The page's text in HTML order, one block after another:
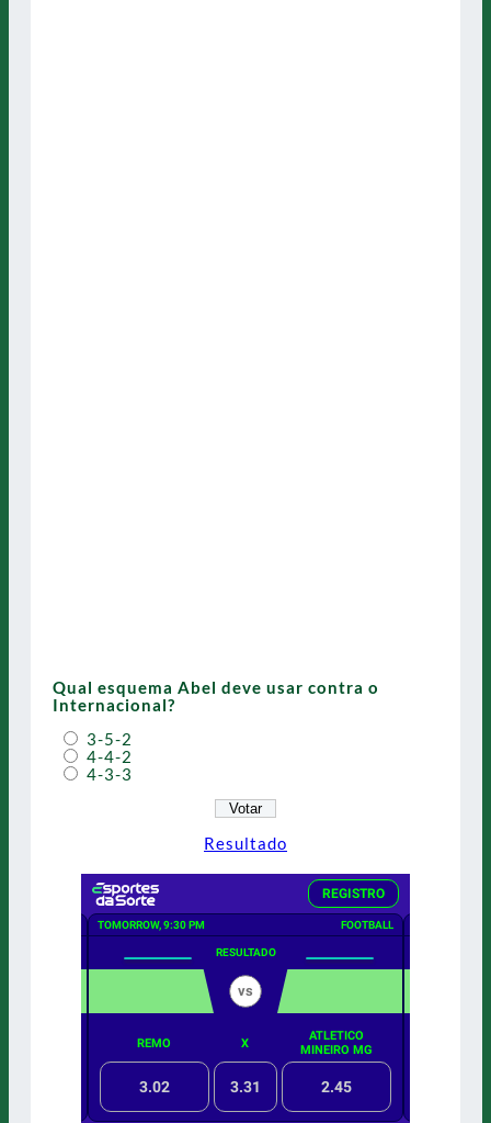
Qual esquema Abel deve usar contra o
Internacional?
3-5-2
4-4-2
4-3-3
Resultado